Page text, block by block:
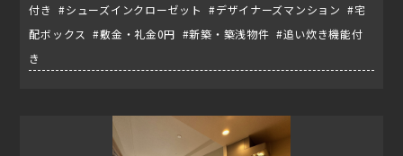
付き #シューズインクローゼット #デザイナーズマンション #宅
配ボックス #敷金・礼金0円 #新築・築浅物件 #追い炊き機能付
き